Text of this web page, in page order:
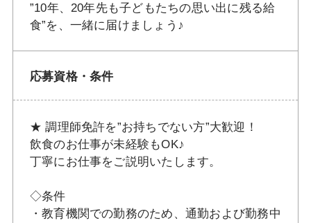
”10年、20年先も子どもたちの思い出に残る給
食”を、一緒に届けましょう♪
応募資格・条件
★ 調理師免許を”お持ちでない方”大歓迎！
飲食のお仕事が未経験もOK♪
丁寧にお仕事をご説明いたします。
◇条件
・教育機関での勤務のため、通勤および勤務中